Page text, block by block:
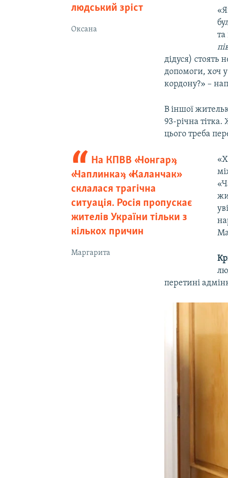
людський зріст
Оксана
дідуся) стоять
допомоги, хоч
кордону?» –
В іншої
93-річна
цього треба
На КПВВ «Чонгар»,
«Чаплинка», «Каланчак»
склалася трагічна
ситуація. Росія пропускає
жителів України тільки з
кількох причин
Маргарита
перетині